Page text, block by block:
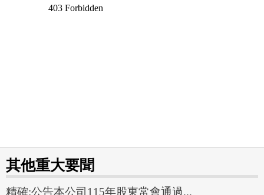
其他重大要聞
精確:公告本公司115年股東常會通過...